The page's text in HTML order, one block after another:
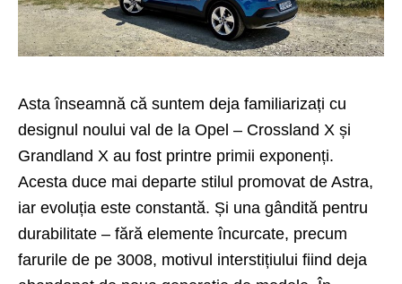
Asta înseamnă că suntem deja familiarizați cu
designul noului val de la Opel – Crossland X și
Grandland X au fost printre primii exponenți.
Acesta duce mai departe stilul promovat de Astra,
iar evoluția este constantă. Și una gândită pentru
durabilitate – fără elemente încurcate, precum
farurile de pe 3008, motivul interstițiului fiind deja